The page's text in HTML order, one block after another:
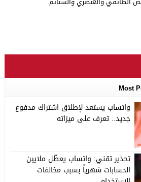
Most
واتساب يستعد لإطلاق اشتراك مدفوع
جديد.. تعرف على ميزاته
تحذير تقني: واتساب يعطّل ملايين
الحسابات شهرياً بسبب مخالفات